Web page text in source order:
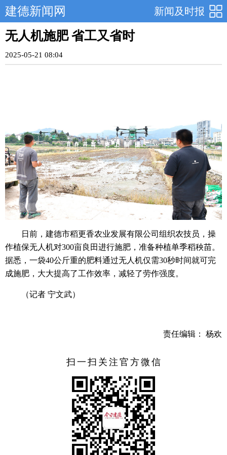
新闻及时报
建德新闻网
无人机施肥 省工又省时
2025-05-21 08:04
日前，建德市稻更香农业发展有限公司组织农技员，操
作植保无人机对300亩良田进行施肥，准备种植单季稻秧苗。
据悉，一袋40公斤重的肥料通过无人机仅需30秒时间就可完
成施肥，大大提高了工作效率，减轻了劳作强度。
（记者 宁文武）
责任编辑： 杨欢
扫一扫关注官方微信